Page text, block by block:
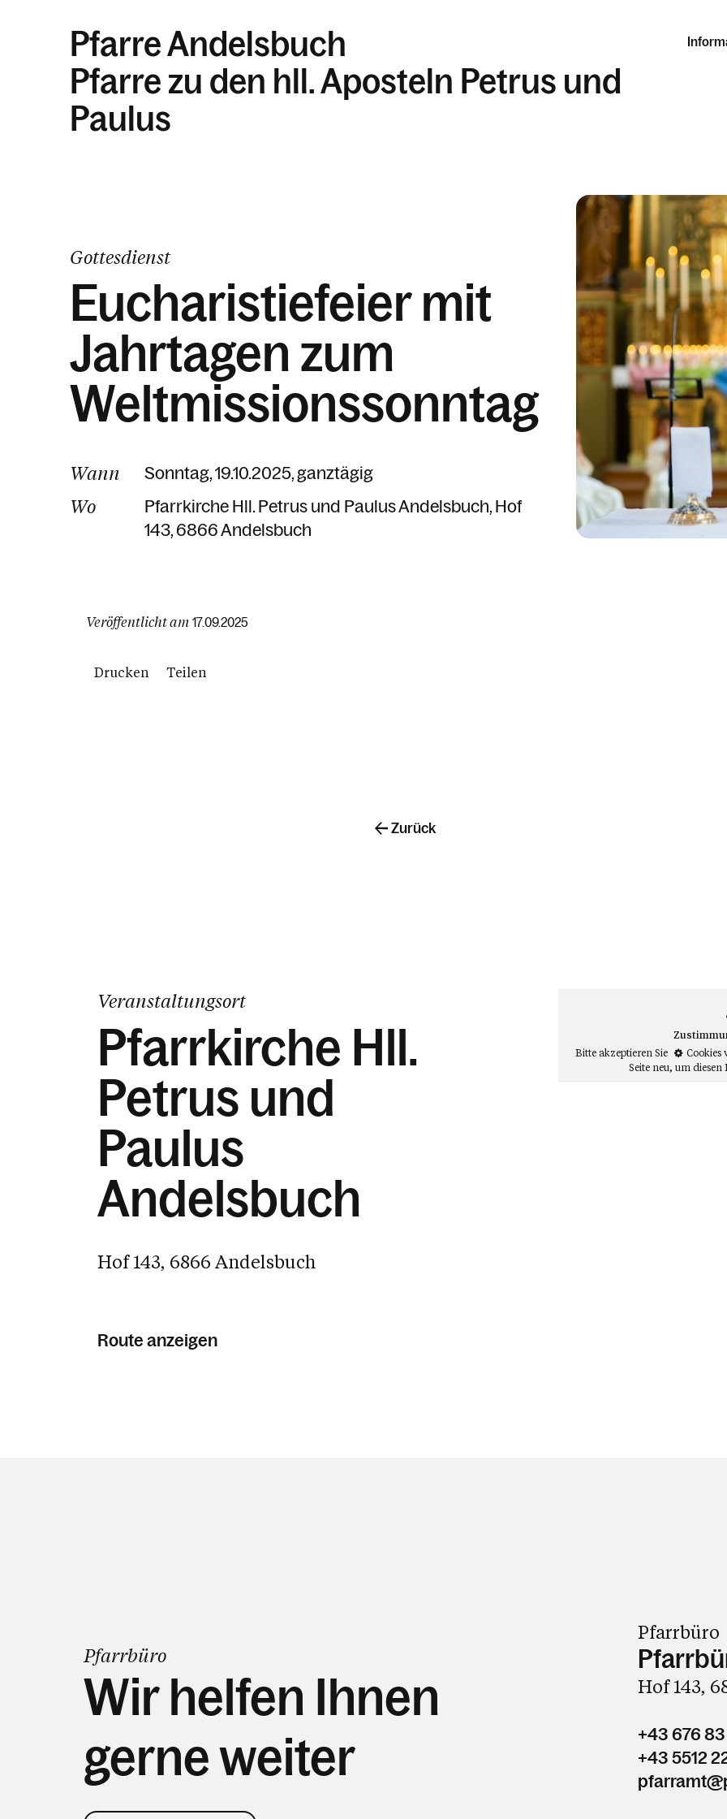
Pfarre Andelsbuch
Pfarre zu den hll. Aposteln Petrus und
Paulus
Gottesdienst
Eucharistiefeier mit
Jahrtagen zum
Weltmissionssonntag
Wann Sonntag, 19.10.2025, ganztägig
Wo Pfarrkirche Hll. Petrus und Paulus Andelsbuch Hof
143 6866 Andelsbuch
Veröffentlicht am 17.09.2025
Drucken Teilen
Zurück
Veranstaltungsort
Pfarrkirche Hll.
Petrus und
Paulus
Andelsbuch
Hof 143, 6866 Andelsbuch
Route anzeigen
Bitte akzeptieren Sie
Cookies
Seite neu, um diesen
Pfarrbüro
Wir helfen Ihnen
gerne weiter
Pfarrbüro
Hof 143,
+43 676
+43 5512